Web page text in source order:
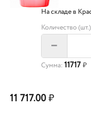
На складе в
Количество (шт.)
–
Сумма: 11717 ₽
11 717.00₽